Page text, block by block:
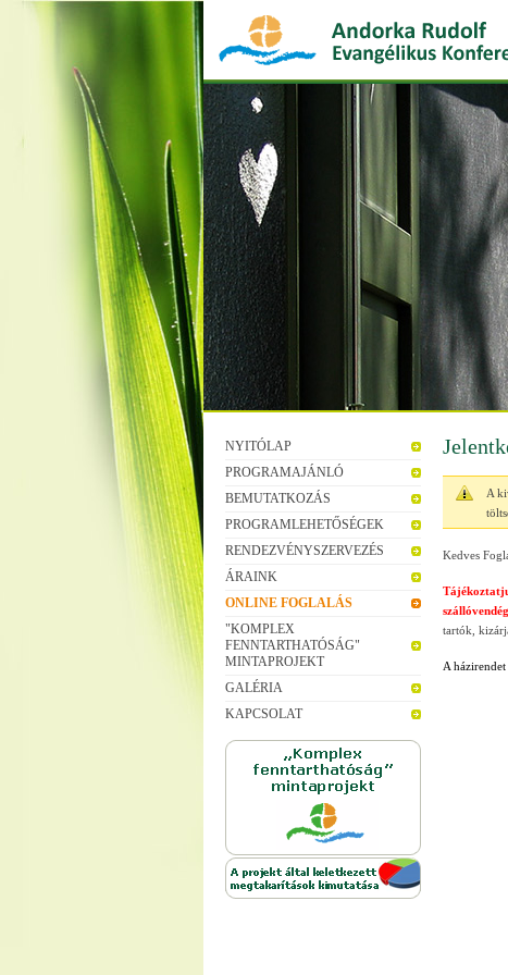
NYITÓLAP
PROGRAMAJÁNLÓ
BEMUTATKOZÁS
PROGRAMLEHETŐSÉGEK
RENDEZVÉNYSZERVEZÉS
ÁRAINK
ONLINE FOGLALÁS
"KOMPLEX
FENNTARTHATÓSÁG"
MINTAPROJEKT
GALÉRIA
KAPCSOLAT
A
Kedves
tartók,
A